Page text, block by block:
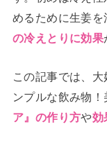
めるために生姜を
の冷えとりに効果
この記事では、
ンプルな飲み物
ア』の作り方や効